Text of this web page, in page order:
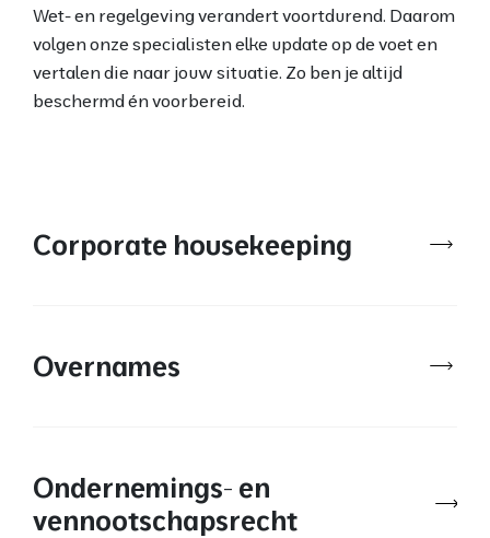
Wet- en regelgeving verandert voortdurend. Daarom
volgen onze specialisten elke update op de voet en
vertalen die naar jouw situatie. Zo ben je altijd
beschermd én voorbereid.
Corporate housekeeping
Overnames
Ondernemings- en
vennootschapsrecht